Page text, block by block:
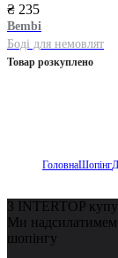
₴ 235
Bembi
Боді для немовлят
Товар розкуплено
ГоловнаШопінг
З INTERTOP
Ми
шопінгу